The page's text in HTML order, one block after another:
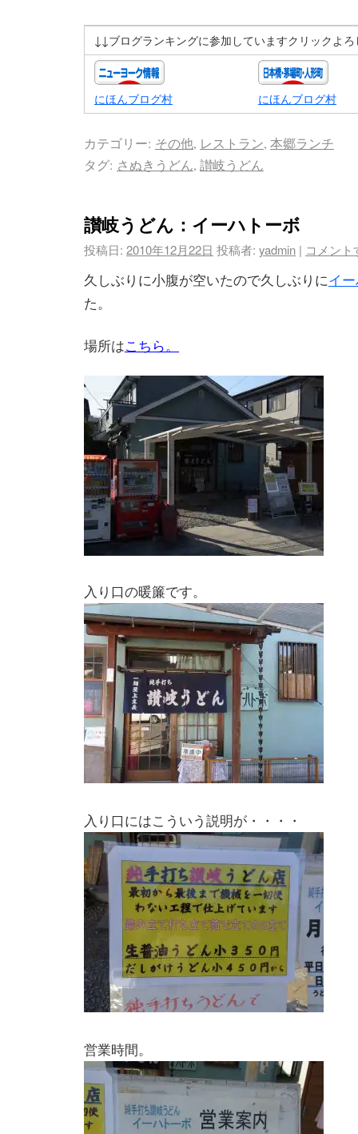
↓↓ブログランキングに参加していますクリックよ
にほんブログ村 にほんブログ村
カテゴリー: その他, レストラン, 本郷ランチ
タグ: さぬきうどん, 讃岐うどん
讃岐うどん：イーハトーボ
投稿日: 2010年12月22日 投稿者: yadmin | コメント
久しぶりに小腹が空いたので久しぶりにイ
た。
場所はこちら。
入り口の暖簾です。
入り口にはこういう説明が・・・・
営業時間。